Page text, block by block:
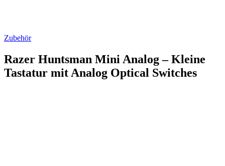
Zubehör
Razer Huntsman Mini Analog – Kleine
Tastatur mit Analog Optical Switches